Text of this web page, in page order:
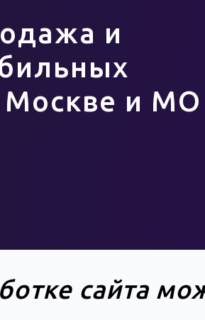
и
Москве и МО
сайта